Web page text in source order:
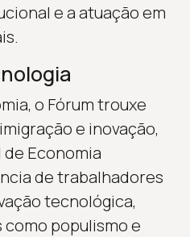
e a atuação em
o Fórum trouxe
e inovação,
Economia
de trabalhadores
tecnológica,
populismo e